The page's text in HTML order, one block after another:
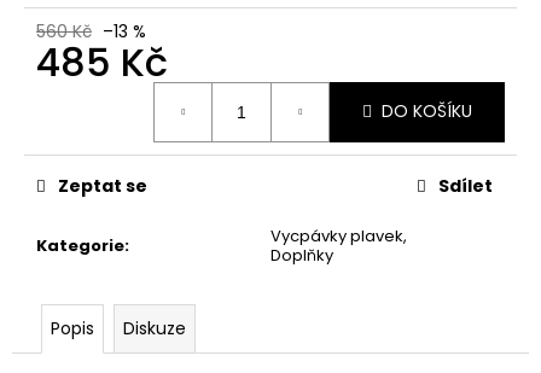
560 Kč –13 %
485 Kč
DO KOŠÍKU
Kategorie:
Vycpávky plavek,
Doplňky
Zeptat se Sdílet
Popis Diskuze
e